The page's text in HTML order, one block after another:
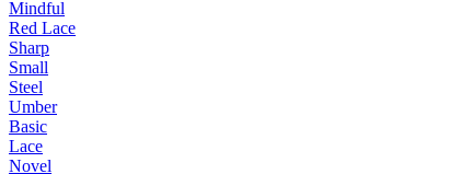
Mindful
Red Lace
Sharp
Small
Steel
Umber
Basic
Lace
Novel